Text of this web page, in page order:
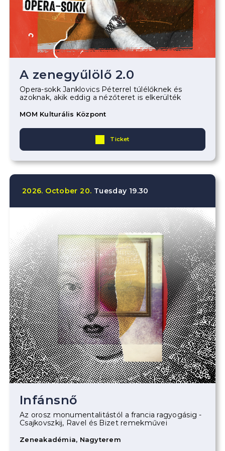
A zenegyűlölő 2.0
Opera-sokk Janklovics Péterrel túlélőknek és
azoknak, akik eddig a nézőteret is elkerülték
MOM Kulturális Központ
Ticket
2026. October 20. Tuesday 19.30
Infánsnő
Az orosz monumentalitástól a francia ragyogásig -
Csajkovszkij, Ravel és Bizet remekművei
Zeneakadémia, Nagyterem